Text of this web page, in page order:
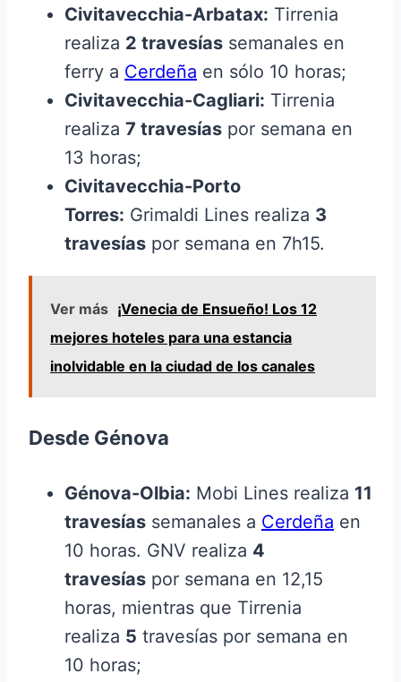
Civitavecchia-Arbatax: Tirrenia
realiza 2 travesías semanales en
ferry a Cerdeña en sólo 10 horas;
Civitavecchia-Cagliari: Tirrenia
realiza 7 travesías por semana en
13 horas;
Civitavecchia-Porto
Torres: Grimaldi Lines realiza 3
travesías por semana en 7h15.
Ver más ¡Venecia de Ensueño! Los 12
mejores hoteles para una estancia
inolvidable en la ciudad de los canales
Desde Génova
Génova-Olbia: Mobi Lines realiza 11
travesías semanales a Cerdeña en
10 horas. GNV realiza 4
travesías por semana en 12,15
horas, mientras que Tirrenia
realiza 5 travesías por semana en
10 horas;